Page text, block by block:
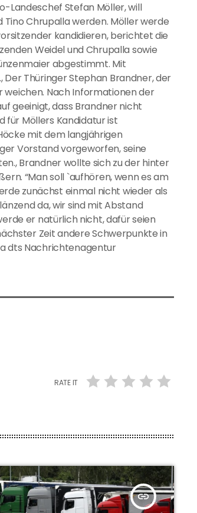
Landeschef Stefan Möller, will
Chrupalla werden. Möller werde
kandidieren, berichtet die
Weidel und Chrupalla sowie
abgestimmt. Mit
Thüringer Stephan Brandner, der
weichen. Nach Informationen der
geeinigt, dass Brandner nicht
für Möllers Kandidatur ist
mit dem langjährigen
Vorstand vorgeworfen, seine
Brandner wollte sich zu der hinter
“Man soll `aufhören, wenn es am
zunächst einmal nicht wieder als
da, wir sind mit Abstand
er natürlich nicht, dafür seien
Zeit andere Schwerpunkte in
dts Nachrichtenagentur
RATE IT
insert_link